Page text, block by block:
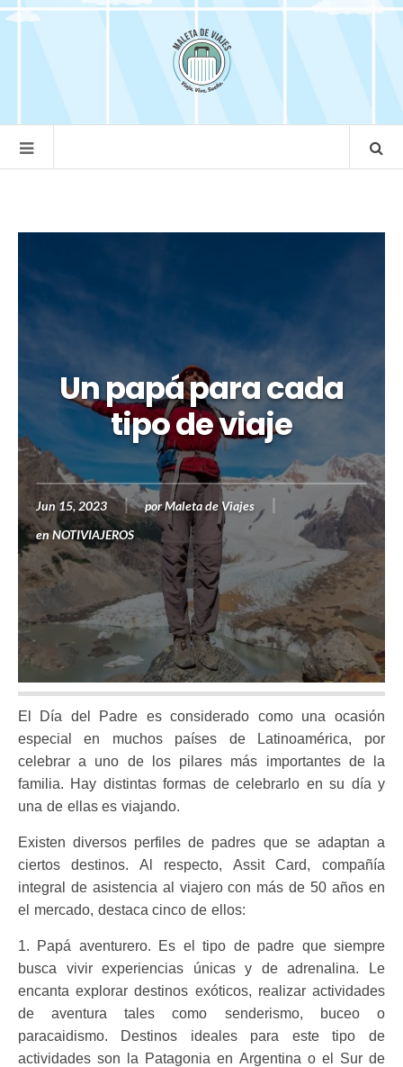
Un papá para cada
tipo de viaje
Jun 15, 2023 porMaleta de Viajes
enNOTIVIAJEROS
El Día del Padre es considerado como una ocasión
especial en muchos países de Latinoamérica, por
celebrar a uno de los pilares más importantes de la
familia. Hay distintas formas de celebrarlo en su día y
una de ellas es viajando.
Existen diversos perfiles de padres que se adaptan a
ciertos destinos. Al respecto, Assit Card, compañía
integral de asistencia al viajero con más de 50 años en
el mercado, destaca cinco de ellos:
1. Papá aventurero. Es el tipo de padre que siempre
busca vivir experiencias únicas y de adrenalina. Le
encanta explorar destinos exóticos, realizar actividades
de aventura tales como senderismo, buceo o
paracaidismo. Destinos ideales para este tipo de
actividades son la Patagonia en Argentina o el Sur de